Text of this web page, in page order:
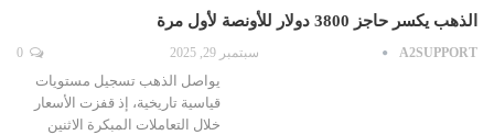
الذهب يكسر حاجز 3800 دولار للأونصة لأول مرة
A2SUPPORT سبتمبر 29, 2025
يواصل الذهب تسجيل مستويات
قياسية تاريخية، إذ قفزت الأسعار
خلال التعاملات المبكرة الاثنين